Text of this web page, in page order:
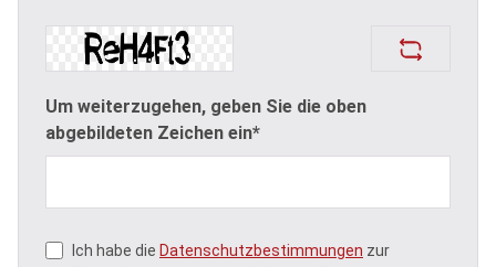
Um weiterzugehen, geben Sie die oben
abgebildeten Zeichen ein*
Ich habe die Datenschutzbestimmungen zur